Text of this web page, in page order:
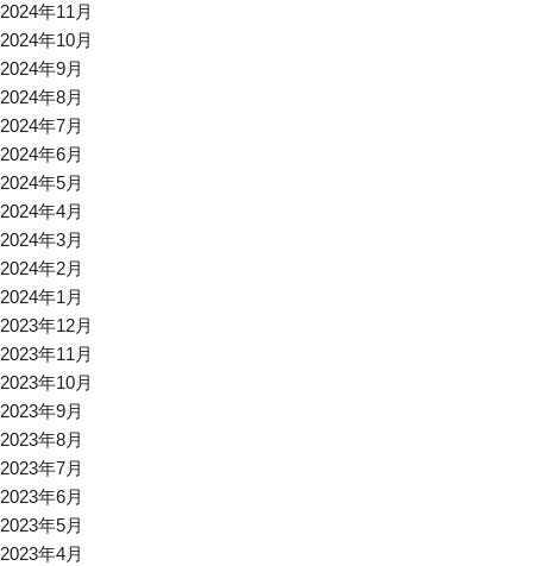
2024年11月
2024年10月
2024年9月
2024年8月
2024年7月
2024年6月
2024年5月
2024年4月
2024年3月
2024年2月
2024年1月
2023年12月
2023年11月
2023年10月
2023年9月
2023年8月
2023年7月
2023年6月
2023年5月
2023年4月